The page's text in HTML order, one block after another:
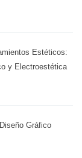
Estéticos:
y Electroestética
Gráfico